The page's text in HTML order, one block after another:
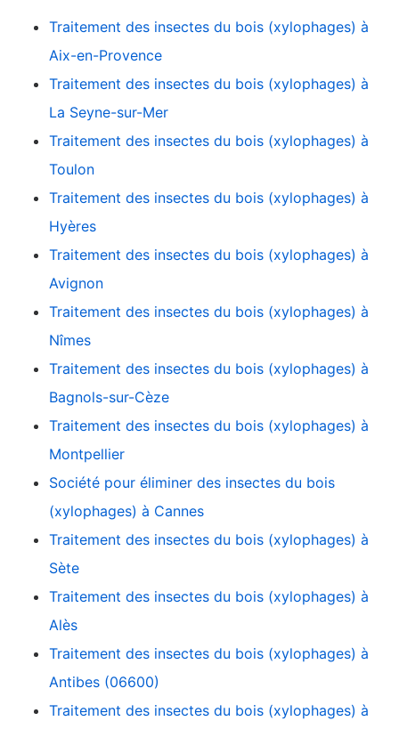
Traitement des insectes du bois (xylophages) à
Aix-en-Provence
Traitement des insectes du bois (xylophages) à
La Seyne-sur-Mer
Traitement des insectes du bois (xylophages) à
Toulon
Traitement des insectes du bois (xylophages) à
Hyères
Traitement des insectes du bois (xylophages) à
Avignon
Traitement des insectes du bois (xylophages) à
Nîmes
Traitement des insectes du bois (xylophages) à
Bagnols-sur-Cèze
Traitement des insectes du bois (xylophages) à
Montpellier
Société pour éliminer des insectes du bois
(xylophages) à Cannes
Traitement des insectes du bois (xylophages) à
Sète
Traitement des insectes du bois (xylophages) à
Alès
Traitement des insectes du bois (xylophages) à
Antibes (06600)
Traitement des insectes du bois (xylophages) à